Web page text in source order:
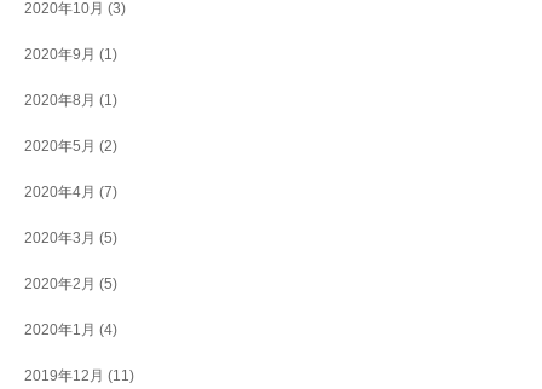
2020年10月 (3)
2020年9月 (1)
2020年8月 (1)
2020年5月 (2)
2020年4月 (7)
2020年3月 (5)
2020年2月 (5)
2020年1月 (4)
2019年12月 (11)